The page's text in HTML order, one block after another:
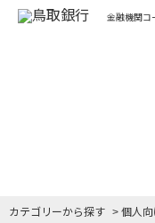
金融機関コ
カテゴリーから探す > 個人